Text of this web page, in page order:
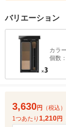
バリエーション
カラ
個数：
3,630円
（税込）
1つあたり 1,210円